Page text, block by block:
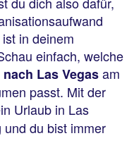
in deinem
einfach, welche
Las Vegasam
passt. Mit der
Urlaub in Las
du bist immer